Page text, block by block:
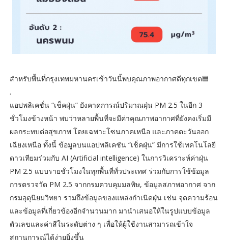
สำหรับพื้นที่กรุงเทพมหานครเช้าวันนี้พบคุณภาพอากาศดีทุกเขต🟦
.
แอปพลิเคชั่น “เช็คฝุ่น” ยังคาดการณ์ปริมาณฝุ่น PM 2.5 ในอีก 3
ชั่วโมงข้างหน้า พบว่าหลายพื้นที่จะมีค่าคุณภาพอากาศที่ยังคงเริ่มมี
ผลกระทบต่อสุขภาพ โดยเฉพาะโซนภาคเหนือ และภาคตะวันออก
เฉียงเหนือ ทั้งนี้ ข้อมูลบนแอปพลิเคชัน “เช็คฝุ่น” มีการใช้เทคโนโลยี
ดาวเทียมร่วมกับ AI (Artificial intelligence) ในการวิเคราะห์ค่าฝุ่น
PM 2.5 แบบรายชั่วโมงในทุกพื้นที่ทั่วประเทศ ร่วมกับการใช้ข้อมูล
การตรวจวัด PM 2.5 จากกรมควบคุมมลพิษ, ข้อมูลสภาพอากาศ จาก
กรมอุตุนิยมวิทยา รวมถึงข้อมูลของแหล่งกำเนิดฝุ่น เช่น จุดความร้อน
และข้อมูลที่เกี่ยวข้องอีกจำนวนมาก มานำเสนอให้ในรูปแบบข้อมูล
ตัวเลขและค่าสีในระดับต่าง ๆ เพื่อให้ผู้ใช้งานสามารถเข้าใจ
สถานการณ์ได้ง่ายยิ่งขึ้น